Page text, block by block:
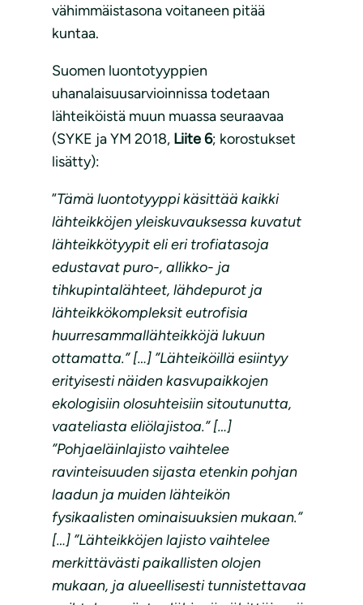
vähimmäistasona voitaneen pitää
kuntaa.
Suomen luontotyyppien
uhanalaisuusarvioinnissa todetaan
lähteiköistä muun muassa seuraavaa
(SYKE ja YM 2018, Liite 6; korostukset
lisätty):
”Tämä luontotyyppi käsittää kaikki
lähteikköjen yleiskuvauksessa kuvatut
lähteikkötyypit eli eri trofiatasoja
edustavat puro-, allikko- ja
tihkupintalähteet, lähdepurot ja
lähteikkökompleksit eutrofisia
huurresammallähteikköjä lukuun
ottamatta.” […] ”Lähteiköillä esiintyy
erityisesti näiden kasvupaikkojen
ekologisiin olosuhteisiin sitoutunutta,
vaateliasta eliölajistoa.” […]
”Pohjaeläinlajisto vaihtelee
ravinteisuuden sijasta etenkin pohjan
laadun ja muiden lähteikön
fysikaalisten ominaisuuksien mukaan.”
[…] ”Lähteikköjen lajisto vaihtelee
merkittävästi paikallisten olojen
mukaan, ja alueellisesti tunnistettavaa